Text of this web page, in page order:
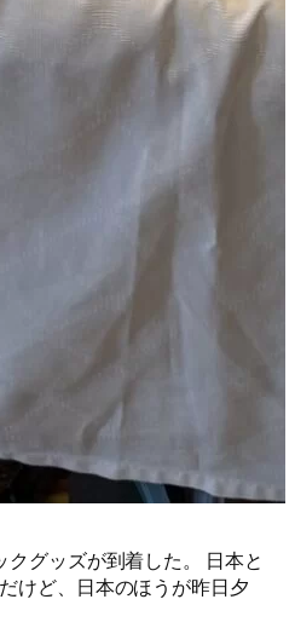
グッズが到着した。 日本と
けど、日本のほうが昨日夕